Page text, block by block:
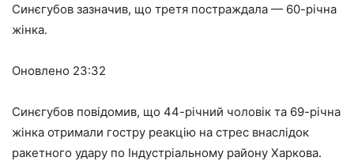
Синєгубов зазначив, що третя постраждала — 60-річна
жінка.
Оновлено 23:32
Синєгубов повідомив, що 44-річний чоловік та 69-річна
жінка отримали гостру реакцію на стрес внаслідок
ракетного удару по Індустріальному району Харкова.